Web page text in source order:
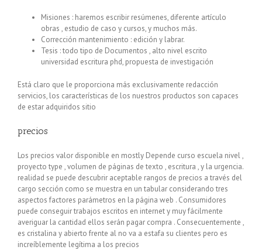
Misiones : haremos escribir resúmenes, diferente artículo
obras , estudio de caso y cursos, y muchos más.
Corrección mantenimiento : edición y labrar.
Tesis : todo tipo de Documentos , alto nivel escrito
universidad escritura phd, propuesta de investigación
Está claro que le proporciona más exclusivamente redacción
servicios, los características de los nuestros productos son capaces
de estar adquiridos sitio
precios
Los precios valor disponible en mostly Depende curso escuela nivel ,
proyecto type , volumen de páginas de texto , escritura , y la urgencia.
realidad se puede descubrir aceptable rangos de precios a través del
cargo sección como se muestra en un tabular considerando tres
aspectos factores parámetros en la página web . Consumidores
puede conseguir trabajos escritos en internet y muy fácilmente
averiguar la cantidad ellos serán pagar compra . Consecuentemente ,
es cristalina y abierto frente al no va a estafa su clientes pero es
increíblemente legítima a los precios